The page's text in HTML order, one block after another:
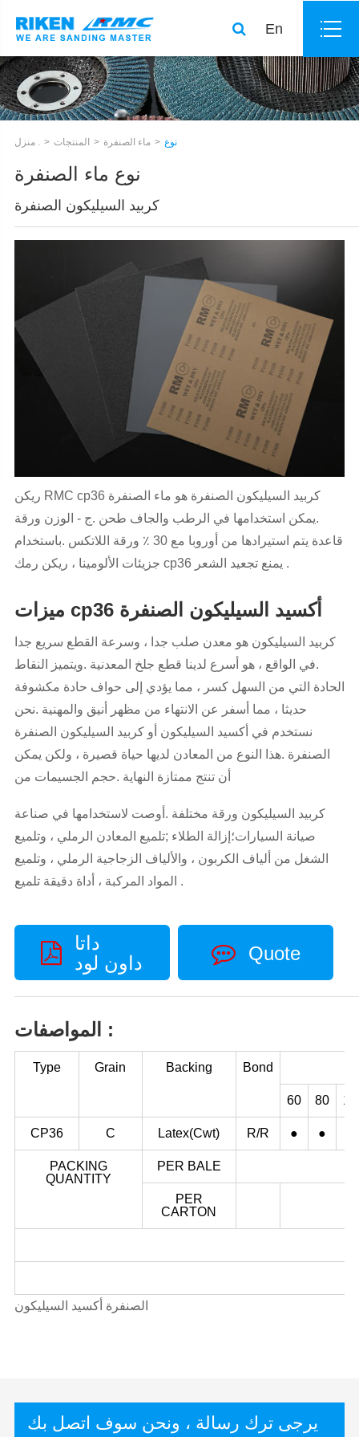
En
منزل . المنتجات ماء الصنفرة نوع
نوع ماء الصنفرة
كربيد السيليكون الصنفرة
ريكن RMC cp36 كربيد السيليكون الصنفرة هو ماء الصنفرة
.يمكن استخدامها في الرطب والجاف طحن .ج - الوزن ورقة
قاعدة يتم استيرادها من أوروبا مع 30 ٪ ورقة اللاتكس .باستخدام
جزيئات الألومينا ، ريكن رمك cp36 يمنع تجعيد الشعر .
ميزات cp36 أكسيد السيليكون الصنفرة
كربيد السيليكون هو معدن صلب جدا ، وسرعة القطع سريع جدا
.في الواقع ، هو أسرع لدينا قطع جلخ المعدنية .ويتميز النقاط
الحادة التي من السهل كسر ، مما يؤدي إلى حواف حادة مكشوفة
حديثا ، مما أسفر عن الانتهاء من مظهر أنيق والمهنية .نحن
نستخدم في أكسيد السيليكون أو كربيد السيليكون الصنفرة
الصنفرة .هذا النوع من المعادن لديها حياة قصيرة ، ولكن يمكن
أن تنتج ممتازة النهاية .حجم الجسيمات من
كربيد السيليكون ورقة مختلفة .أوصت لاستخدامها في صناعة
صيانة السيارات؛إزالة الطلاء ;تلميع المعادن الرملي ، وتلميع
الشغل من ألياف الكربون ، والألياف الزجاجية الرملي ، وتلميع
المواد المركبة ، أداة دقيقة تلميع .
داتا
داون لود
Quote
المواصفات :
Type Grain Backing Bond
60 80
CP36 C Latex(Cwt) R/R ● ●
PACKING
QUANTITY
PER BALE
PER
CARTON
الصنفرة أكسيد السيليكون
يرجى ترك رسالة ، ونحن سوف اتصل بك